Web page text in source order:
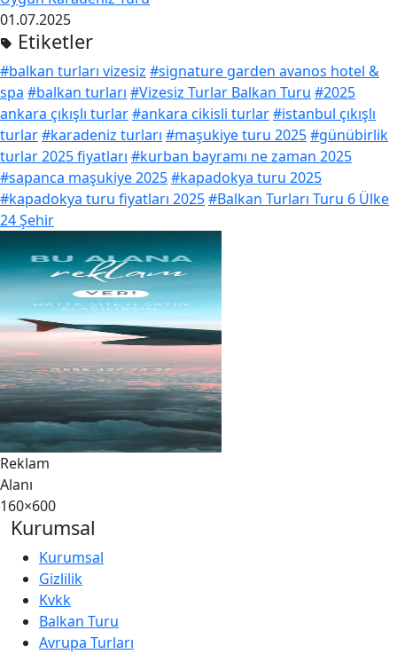
01.07.2025
Etiketler
#balkan turları vizesiz #signature garden avanos hotel &
spa #balkan turları #Vizesiz Turlar Balkan Turu #2025
ankara çıkışlı turlar#ankara cikisli turlar#istanbul çıkışlı
turlar#karadeniz turları #maşukiye turu 2025#günübirlik
turlar 2025 fiyatları #kurban bayramı ne zaman 2025
#sapanca maşukiye 2025#kapadokya turu 2025
#kapadokya turu fiyatları 2025#Balkan Turları Turu 6 Ülke
24 Şehir
Reklam
Alanı
160×600
Kurumsal
Kurumsal
Gizlilik
Kvkk
Balkan Turu
Avrupa Turları